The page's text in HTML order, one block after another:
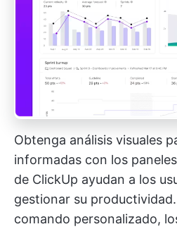
Obtenga análisis visuales
informadas con los
de ClickUp ayudan a los
gestionar su
comando personalizado,